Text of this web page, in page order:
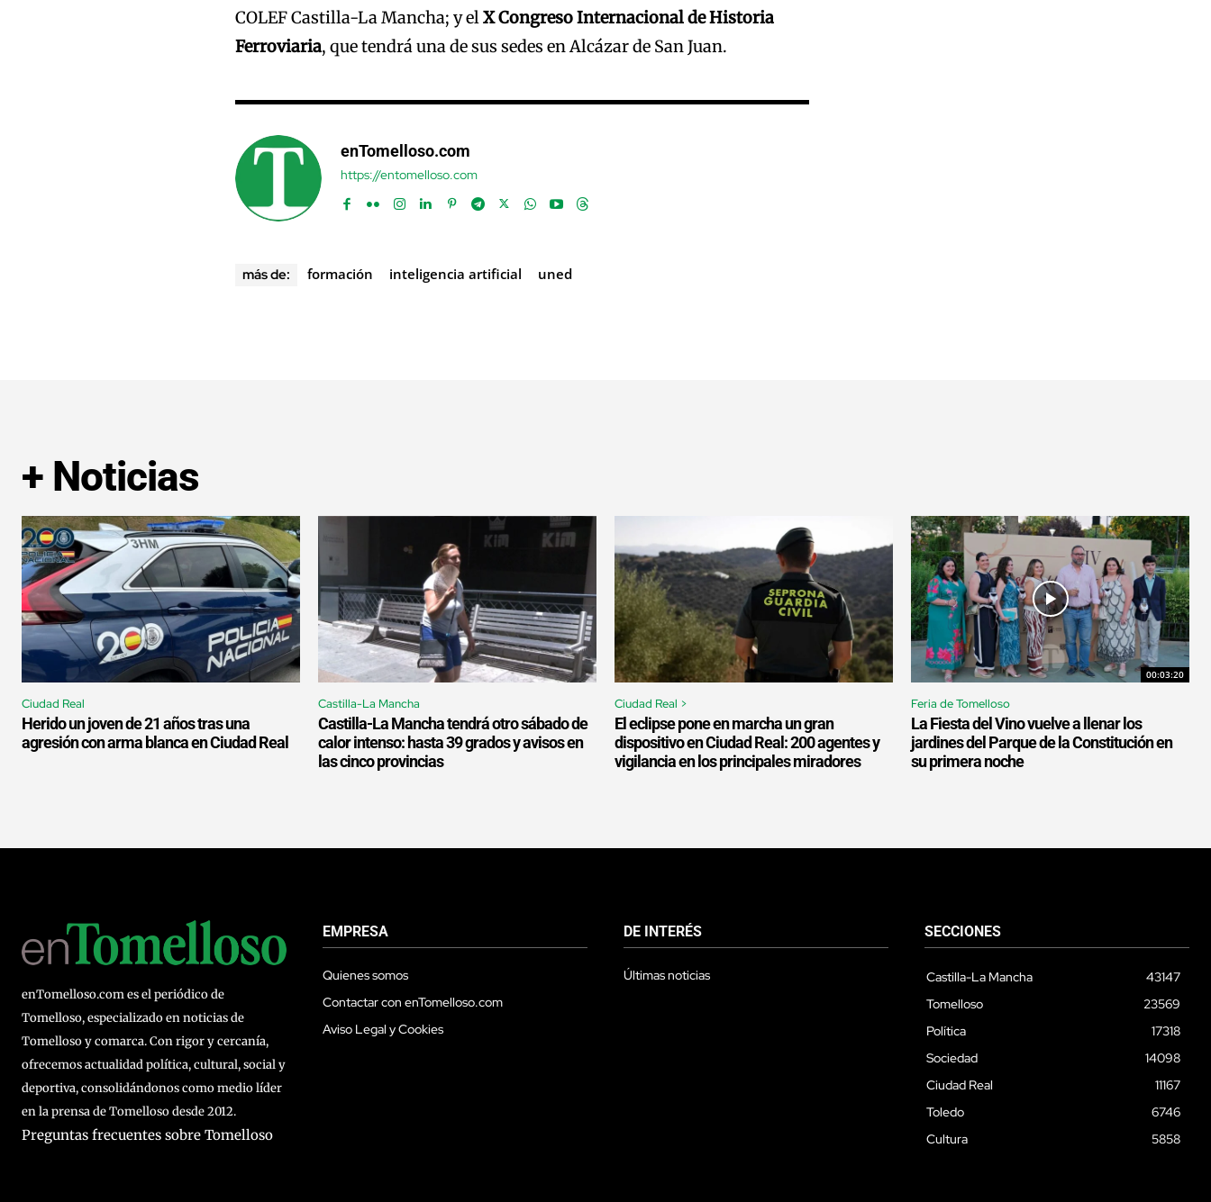
COLEF Castilla-La Mancha; y elX Congreso Internacional de Historia
Ferroviaria, que tendrá una de sus sedes en Alcázar de San Juan.
enTomelloso.com
https://entomelloso.com
más de: formación inteligencia artificial uned
+ Noticias
Ciudad Real
Herido un joven de 21 años tras una
agresión con arma blanca en Ciudad Real
Castilla-La Mancha
Castilla-La Mancha tendrá otro sábado de
calor intenso: hasta 39 grados y avisos en
las cinco provincias
Ciudad Real >
El eclipse pone en marcha un gran
dispositivo en Ciudad Real: 200 agentes y
vigilancia en los principales miradores
00:03:20
Feria de Tomelloso
La Fiesta del Vino vuelve a llenar los
jardines del Parque de la Constitución en
su primera noche
enTomelloso.com es el periódico de
Tomelloso, especializado en noticias de
Tomelloso y comarca. Con rigor y cercanía,
ofrecemos actualidad política, cultural, social y
deportiva, consolidándonos como medio líder
en la prensa de Tomelloso desde 2012.
Preguntas frecuentes sobre Tomelloso
EMPRESA
Quienes somos
Contactar con enTomelloso.com
Aviso Legal y Cookies
DE INTERÉS
Últimas noticias
SECCIONES
Castilla-La Mancha
43147
Tomelloso
23569
Política
17318
Sociedad
14098
Ciudad Real
11167
Toledo
6746
Cultura
5858